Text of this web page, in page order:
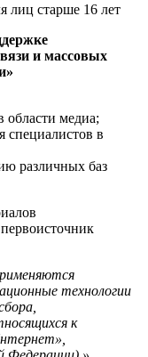
лиц старше 16 лет
и массовых
области медиа;
специалистов в
различных баз
технологии
к